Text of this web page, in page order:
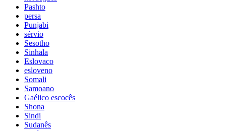
Pashto
persa
Punjabi
sérvio
Sesotho
Sinhala
Eslovaco
esloveno
Somali
Samoano
Gaélico escocês
Shona
Sindi
Sudanês